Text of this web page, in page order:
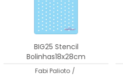
BIG25 Stencil
Bolinhas18x28cm
Fabi Palioto /